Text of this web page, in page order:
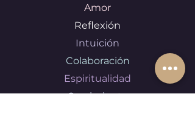
Amor
Reflexión
Intuición
Colaboración
Espiritualidad
Crecimiento